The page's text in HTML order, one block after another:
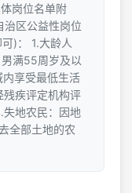
岗位名单附
治区公益性岗位
)： 1.大龄人
满55周岁及以
内享受最低生活
疾评定机构评
地农民：因地
全部土地的农